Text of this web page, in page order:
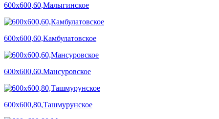
600х600,60,Малыгинское
600х600,60,Камбулатовское
600х600,60,Мансуровское
600х600,80,Ташмурунское